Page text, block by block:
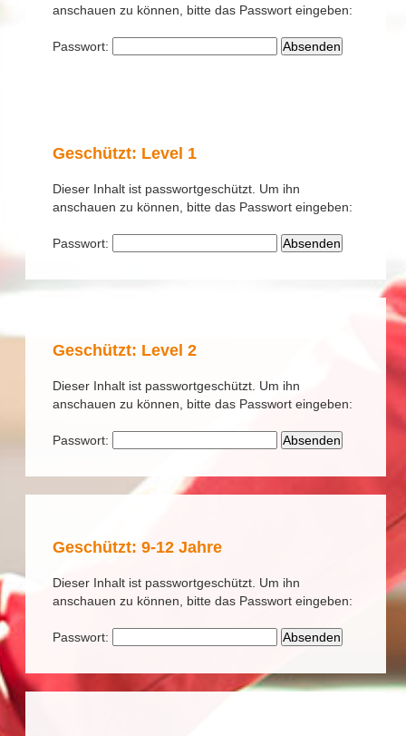
anschauen zu können, bitte das Passwort eingeben:
Passwort:
Geschützt: Level 1
Dieser Inhalt ist passwortgeschützt. Um ihn
anschauen zu können, bitte das Passwort eingeben:
Passwort:
Geschützt: Level 2
Dieser Inhalt ist passwortgeschützt. Um ihn
anschauen zu können, bitte das Passwort eingeben:
Passwort:
Geschützt: 9-12 Jahre
Dieser Inhalt ist passwortgeschützt. Um ihn
anschauen zu können, bitte das Passwort eingeben:
Passwort: